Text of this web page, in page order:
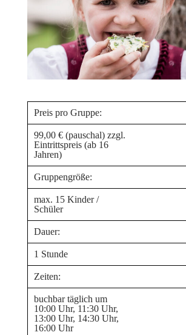
Preis pro Gruppe:
99,00 € (pauschal) zzgl.
Eintrittspreis (ab 16
Jahren)
Gruppengröße:
max. 15 Kinder /
Schüler
Dauer:
1 Stunde
Zeiten:
buchbar täglich um
10:00 Uhr, 11:30 Uhr,
13:00 Uhr, 14:30 Uhr,
16:00 Uhr